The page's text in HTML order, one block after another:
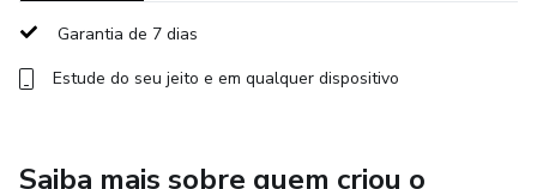
Garantia de 7 dias
Estude do seu jeito e em qualquer dispositivo
Saiba mais sobre quem criou o